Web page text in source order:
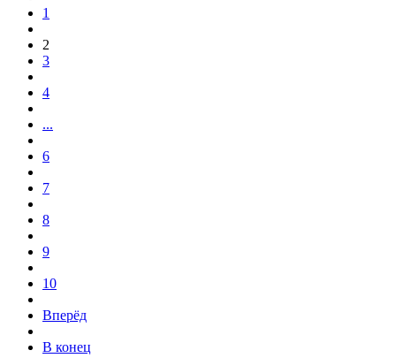
1
2
3
4
...
6
7
8
9
10
Вперёд
В конец